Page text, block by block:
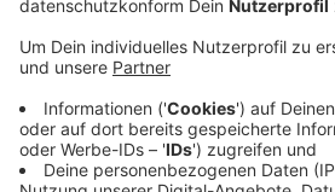
Anzeige
Konkret ist eine Umstrukturierung
an der Budde- und